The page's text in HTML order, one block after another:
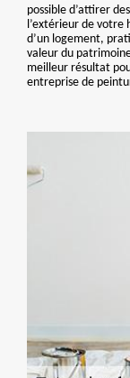
possible d’attirer
l’extérieur de votre
d’un logement,
valeur du
meilleur résultat
entreprise de